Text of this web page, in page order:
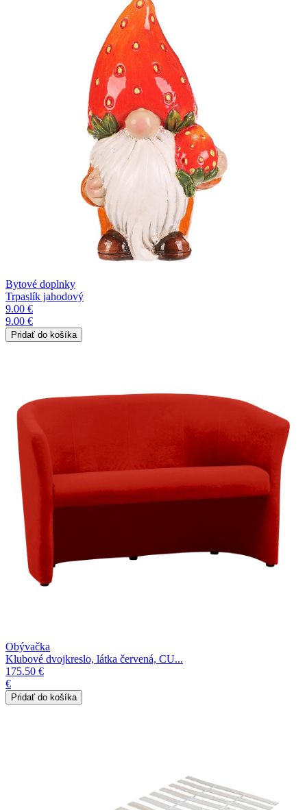
Bytové doplnky
Trpaslík jahodový
9.00 €
9.00 €
Obývačka
Klubové dvojkreslo, látka červená, CU...
175.50 €
€